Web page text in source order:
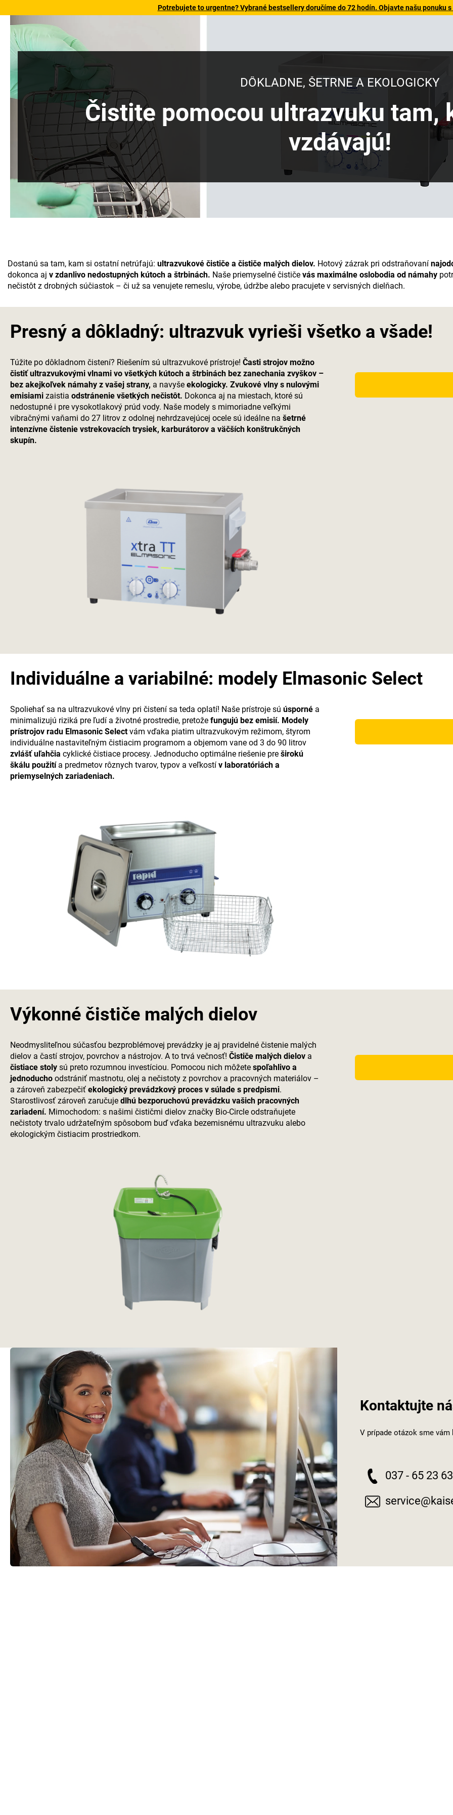
Potrebujete to urgentne? Vybrané bestsellery doručíme do 72 hodín. Objavte našu ponuku
DÔKLADNE, ŠETRNE A EKOLOGICKY
Čistite pomocou ultrazvuku tam,
vzdávajú!
Dostanú sa tam, kam si ostatní netrúfajú: ultrazvukové čističe a čističe malých dielov. Hotový zázrak pri odstraňovaní
dokonca aj v zdanlivo nedostupných kútoch a štrbinách. Naše priemyselné čističe vás maximálne oslobodia od námahy
nečistôt z drobných súčiastok – či už sa venujete remeslu, výrobe, údržbe alebo pracujete v servisných dielňach.
Presný a dôkladný: ultrazvuk vyrieši všetko a všade!
Túžite po dôkladnom čistení? Riešením sú ultrazvukové prístroje! Časti strojov možno
čistiť ultrazvukovými vlnami vo všetkých kútoch a štrbinách bez zanechania zvyškov –
bez akejkoľvek námahy z vašej strany, a navyše ekologicky. Zvukové vlny s nulovými
emisiami zaistia odstránenie všetkých nečistôt. Dokonca aj na miestach, ktoré sú
nedostupné i pre vysokotlakový prúd vody. Naše modely s mimoriadne veľkými
vibračnými vaňami do 27 litrov z odolnej nehrdzavejúcej ocele sú ideálne na šetrné
intenzívne čistenie vstrekovacích trysiek, karburátorov a väčších konštrukčných
skupín.
Individuálne a variabilné: modely Elmasonic Select
Spoliehať sa na ultrazvukové vlny pri čistení sa teda oplatí! Naše prístroje sú úsporné a
minimalizujú riziká pre ľudí a životné prostredie, pretože fungujú bez emisií. Modely
prístrojov radu Elmasonic Selectvám vďaka piatim ultrazvukovým režimom, štyrom
individuálne nastaviteľným čistiacim programom a objemom vane od 3 do 90 litrov
zvlášť uľahčia cyklické čistiace procesy. Jednoducho optimálne riešenie pre širokú
škálu použitía predmetov rôznych tvarov, typov a veľkostí v laboratóriách a
priemyselných zariadeniach.
Výkonné čističe malých dielov
Neodmysliteľnou súčasťou bezproblémovej prevádzky je aj pravidelné čistenie malých
dielov a častí strojov, povrchov a nástrojov. A to trvá večnosť! Čističe malých dielov a
čistiace stoly sú preto rozumnou investíciou. Pomocou nich môžete spoľahlivo a
jednoducho odstrániť mastnotu, olej a nečistoty z povrchov a pracovných materiálov –
a zároveň zabezpečiť ekologický prevádzkový proces v súlade s predpismi.
Starostlivosť zároveň zaručuje dlhú bezporuchovú prevádzku vašich pracovných
zariadení. Mimochodom: s našimi čističmi dielov značky Bio-Circle odstraňujete
nečistoty trvalo udržateľným spôsobom buď vďaka bezemisnému ultrazvuku alebo
ekologickým čistiacim prostriedkom.
Kontaktujte
V prípade otázok sme
037 - 65 23